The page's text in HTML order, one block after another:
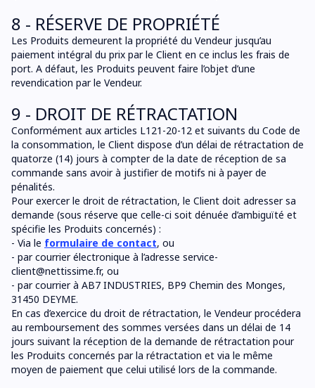
8 - RÉSERVE DE PROPRIÉTÉ
Les Produits demeurent la propriété du Vendeur jusqu’au
paiement intégral du prix par le Client en ce inclus les frais de
port. A défaut, les Produits peuvent faire l’objet d’une
revendication par le Vendeur.
9 - DROIT DE RÉTRACTATION
Conformément aux articles L121-20-12 et suivants du Code de
la consommation, le Client dispose d’un délai de rétractation de
quatorze (14) jours à compter de la date de réception de sa
commande sans avoir à justifier de motifs ni à payer de
pénalités.
Pour exercer le droit de rétractation, le Client doit adresser sa
demande (sous réserve que celle-ci soit dénuée d’ambiguïté et
spécifie les Produits concernés) :
- Via le formulaire de contact, ou
- par courrier électronique à l’adresse service-
client@nettissime.fr, ou
- par courrier à AB7 INDUSTRIES, BP9 Chemin des Monges,
31450 DEYME.
En cas d’exercice du droit de rétractation, le Vendeur procédera
au remboursement des sommes versées dans un délai de 14
jours suivant la réception de la demande de rétractation pour
les Produits concernés par la rétractation et via le même
moyen de paiement que celui utilisé lors de la commande.